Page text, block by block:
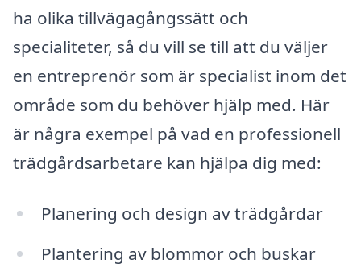
ha olika tillvägagångssätt och
specialiteter, så du vill se till att du väljer
en entreprenör som är specialist inom det
område som du behöver hjälp med. Här
är några exempel på vad en professionell
trädgårdsarbetare kan hjälpa dig med:
Planering och design av trädgårdar
Plantering av blommor och buskar